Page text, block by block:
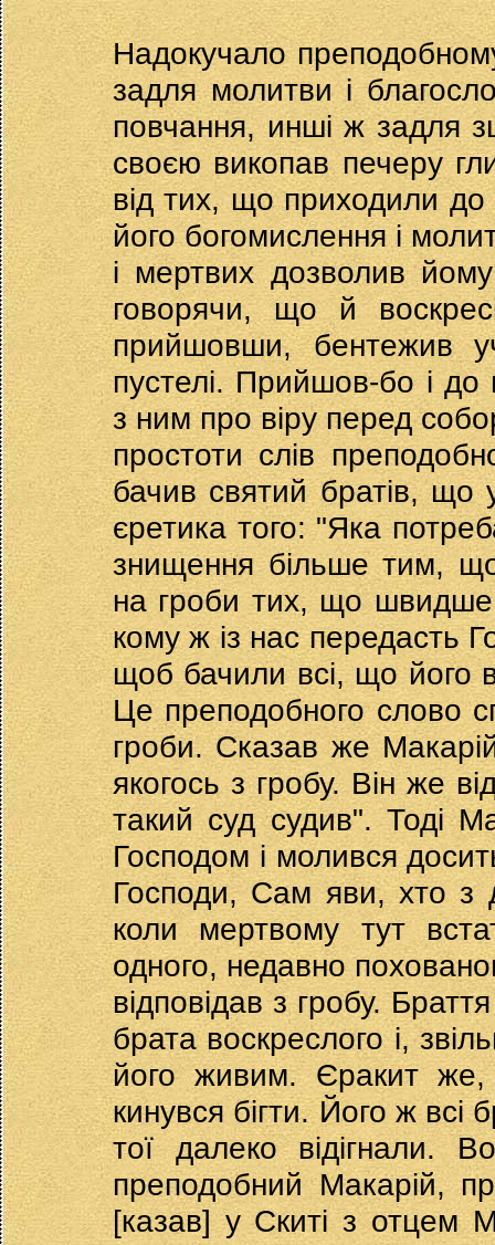
Надокучало
задля молитви і
повчання, инші ж задля
своєю викопав печеру
від тих, що приходили до
його богомислення і
і мертвих дозволив
говорячи, що й
прийшовши, бентежив
пустелі. Прийшов-бо і до
з ним про віру перед
простоти слів
бачив святий братів, що
єретика того: "Яка
знищення більше тим,
на гроби тих, що швидше
кому ж із нас передасть
щоб бачили всі, що його
Це преподобного слово
гроби. Сказав же
якогось з гробу. Він же
такий суд судив". Тоді
Господом і молився
Господи, Сам яви, хто з
коли мертвому тут
одного, недавно
відповідав з гробу.
брата воскреслого і,
його живим. Єракит
кинувся бігти. Його ж всі
тої далеко відігнали.
преподобний Макарій,
[казав] у Скиті з отцем